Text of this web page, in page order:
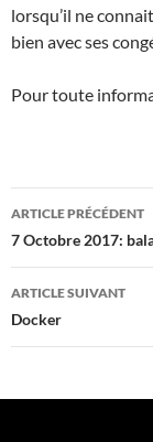
lorsqu’il ne
bien avec ses
Pour toute
Navigation
des
articles
ARTICLE PRÉCÉDENT
7 Octobre 2017:
ARTICLE SUIVANT
Docker